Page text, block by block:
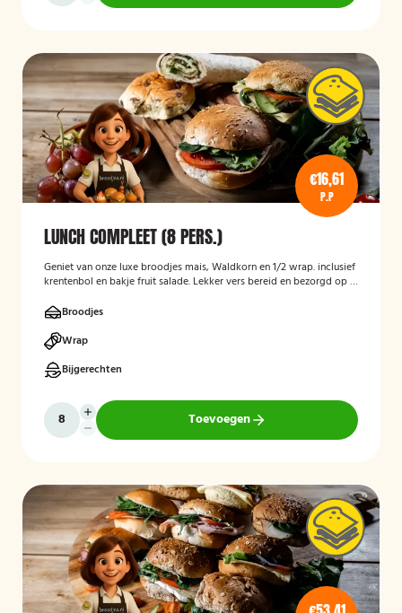
€16,61
P.P
LUNCH COMPLEET (8 PERS.)
Geniet van onze luxe broodjes mais, Waldkorn en 1/2 wrap. inclusief
krentenbol en bakje fruit salade. Lekker vers bereid en bezorgd op je
Broodjes
Wrap
Bijgerechten
Toevoegen